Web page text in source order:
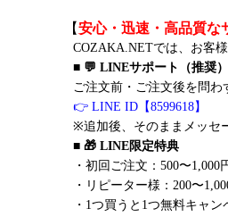
【安心・迅速・高品質な
COZAKA.NETでは、お客
■ 💬 LINEサポート（推奨）
ご注文前・ご注文後を問
👉 LINE ID【8599618】
※追加後、そのままメッセ
■ 🎁 LINE限定特典
・初回ご注文：500〜1,000
・リピーター様：200〜
・1つ買うと1つ無料キャン